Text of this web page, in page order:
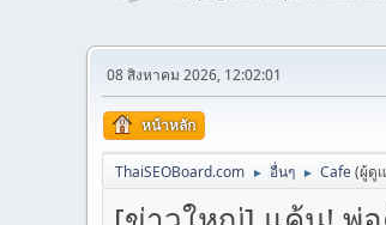
08 สิงหาคม 2026, 12:02:01
หน้าหลัก
ThaiSEOBoard.com ► อื่นๆ ► Cafe(ผู้ดู